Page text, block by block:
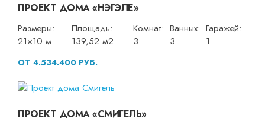
ПРОЕКТ ДОМА «НЭГЭЛЕ»
Размеры:
21×10 м
Площадь:
139,52 м2
Комнат:
3
Ванных:
3
Гаражей:
1
ОТ 4.534.400 РУБ.
ПРОЕКТ ДОМА «СМИГЕЛЬ»